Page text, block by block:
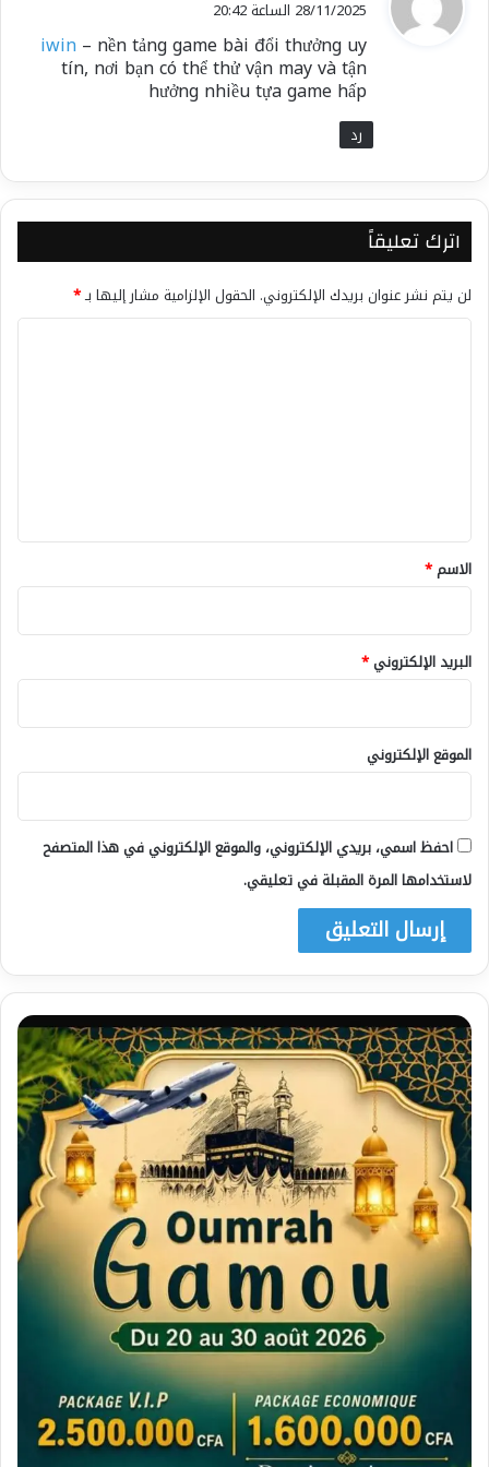
ل
28/11/2025 الساعة 20:42
iwin– nền tảng game bài đổi thưởng uy
tín, nơi bạn có thể thử vận may và tận
hưởng nhiều tựa game hấp
رد
اترك تعليقاً
لن يتم نشر عنوان بريدك الإلكتروني. الحقول الإلزامية مشار إليها بـ*
*
الاسم*
البريد الإلكتروني*
الموقع الإلكتروني
احفظ اسمي، بريدي الإلكتروني، والموقع الإلكتروني في هذا المتصفح
لاستخدامها المرة المقبلة في تعليقي.